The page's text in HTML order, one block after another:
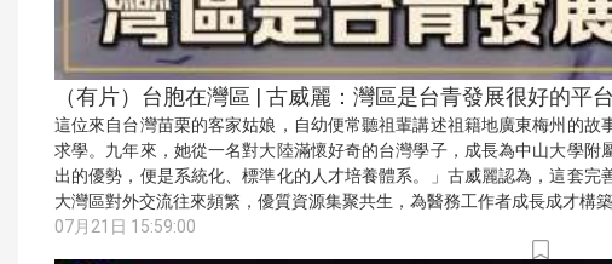
（有片）台胞在灣區 | 古威麗：灣區是台青發展很好的平台
這位來自台灣苗栗的客家姑娘，自幼便常聽祖輩講述祖籍地廣東梅州的
求學。九年來，她從一名對大陸滿懷好奇的台灣學子，成長為中山大學
出的優勢，便是系統化、標準化的人才培養體系。」古威麗認為，這套
大灣區對外交流往來頻繁，優質資源集聚共生，為醫務工作者成長成才構築
07月21日 15:59:00